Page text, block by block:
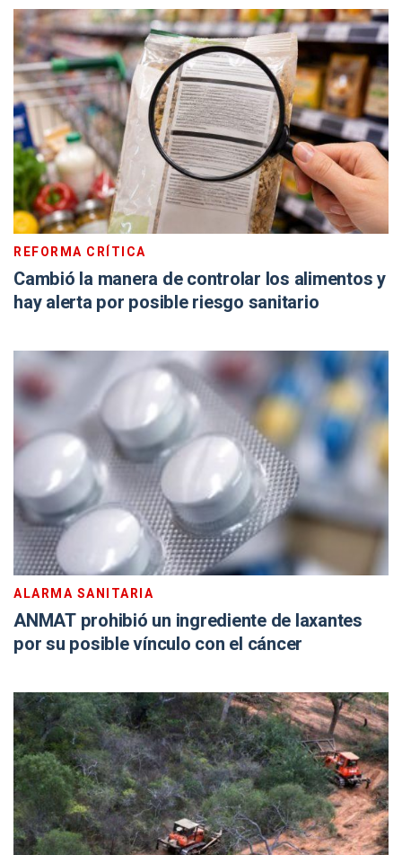
REFORMA CRÍTICA
Cambió la manera de controlar los alimentos y
hay alerta por posible riesgo sanitario
ALARMA SANITARIA
ANMAT prohibió un ingrediente de laxantes
por su posible vínculo con el cáncer